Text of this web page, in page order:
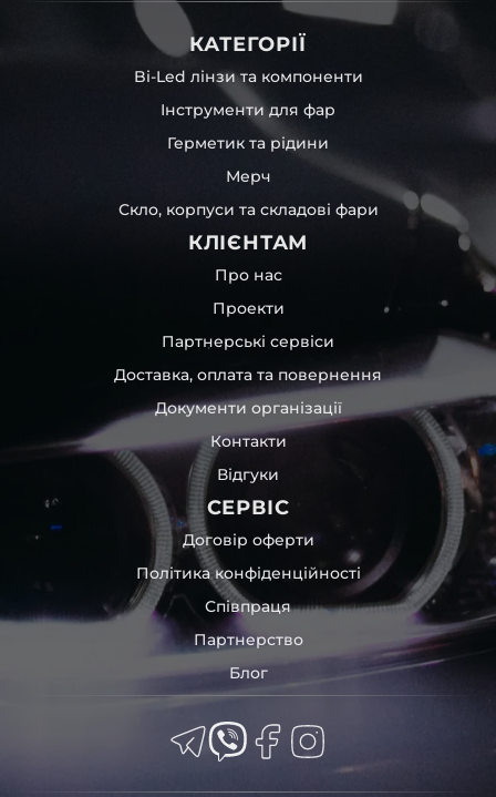
КАТЕГОРІЇ
Bi-Led лінзи та компоненти
Інструменти для фар
Герметик та рідини
Мерч
Скло, корпуси та складові фари
КЛІЄНТАМ
Про нас
Проекти
Партнерські сервіси
Доставка, оплата та повернення
Документи організації
Контакти
Відгуки
СЕРВІС
Договір оферти
Політика конфіденційності
Співпраця
Партнерство
Блог